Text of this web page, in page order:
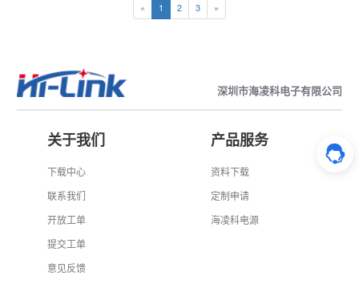
« 1 2 3 »
深圳市海凌科电子有限公司
关于我们
下载中心
联系我们
开放工单
提交工单
意见反馈
产品服务
资料下载
定制申请
海凌科电源